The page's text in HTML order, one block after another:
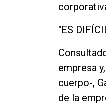
"ES
empresa
cuerpo-,
de la